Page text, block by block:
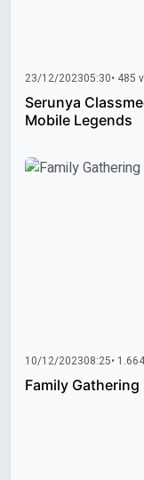
23/12/202305:30• 485
Serunya
Mobile Legends
10/12/202308:25•
Family